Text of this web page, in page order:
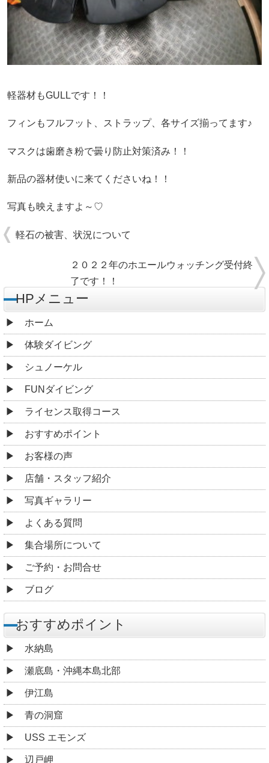
軽器材もGULLです！！
フィンもフルフット、ストラップ、各サイズ揃ってます♪
マスクは歯磨き粉で曇り防止対策済み！！
新品の器材使いに来てくださいね！！
写真も映えますよ～♡
軽石の被害、状況について
２０２２年のホエールウォッチング受付終
了です！！
HPメニュー
ホーム
体験ダイビング
シュノーケル
FUNダイビング
ライセンス取得コース
おすすめポイント
お客様の声
店舗・スタッフ紹介
写真ギャラリー
よくある質問
集合場所について
ご予約・お問合せ
ブログ
おすすめポイント
水納島
瀬底島・沖縄本島北部
伊江島
青の洞窟
USS エモンズ
辺戸岬